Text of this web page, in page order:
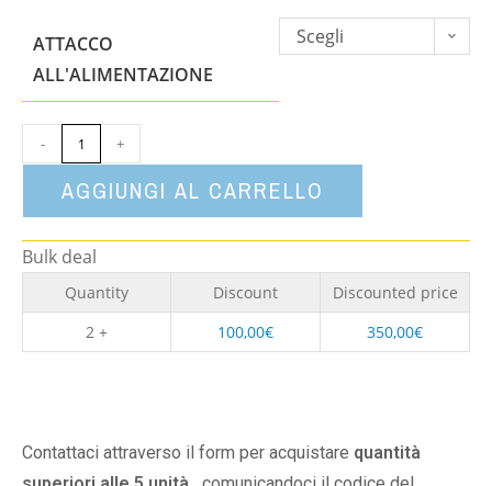
ATTACCO
ALL'ALIMENTAZIONE
Scegli
- +
AGGIUNGI AL CARRELLO
Bulk deal
Quantity Discount
Discounted price
2 +
100,00€ 350,00€
Contattaci attraverso il form per acquistare quantità